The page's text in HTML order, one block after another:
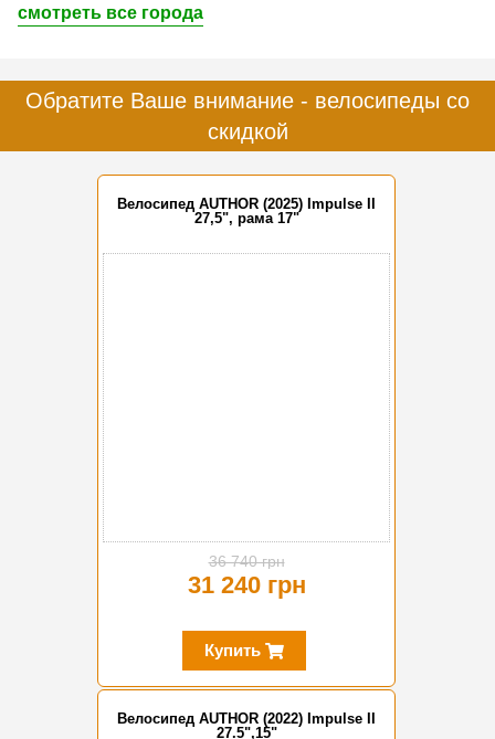
смотреть все города
Обратите Ваше внимание - велосипеды со
скидкой
Велосипед AUTHOR (2025) Impulse II
27,5", рама 17"
36 740 грн
31 240 грн
Купить
Велосипед AUTHOR (2022) Impulse II
27.5",15"